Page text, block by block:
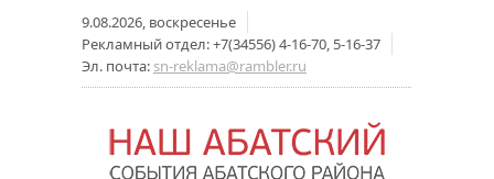
9.08.2026, воскресенье
Рекламный отдел: +7(34556) 4-16-70, 5-16-37
Эл. почта: sn-reklama@rambler.ru